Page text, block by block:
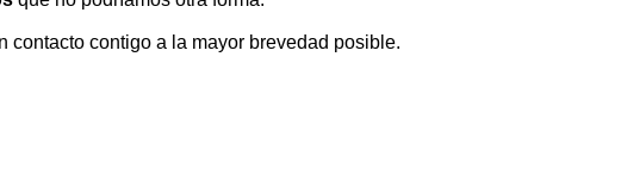
contacto contigo a la mayor brevedad posible.